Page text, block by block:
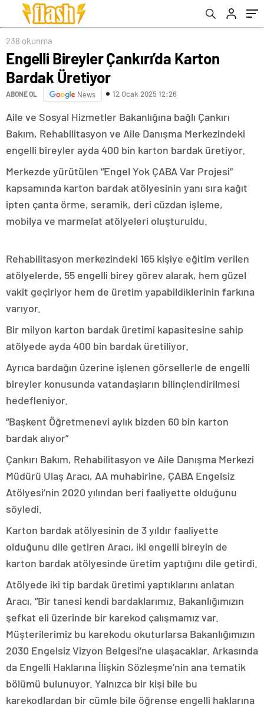
238 okunma
Engelli Bireyler Çankırı’da Karton
Bardak Üretiyor
ABONE OL News 12 Ocak 2025 12:26
Aile ve Sosyal Hizmetler Bakanlığına bağlı Çankırı
Bakım, Rehabilitasyon ve Aile Danışma Merkezindeki
engelli bireyler ayda 400 bin karton bardak üretiyor.
Merkezde yürütülen “Engel Yok ÇABA Var Projesi”
kapsamında karton bardak atölyesinin yanı sıra kağıt
ipten çanta örme, seramik, deri cüzdan işleme,
mobilya ve marmelat atölyeleri oluşturuldu.
Rehabilitasyon merkezindeki 165 kişiye eğitim verilen
atölyelerde, 55 engelli birey görev alarak, hem güzel
vakit geçiriyor hem de üretim yapabildiklerinin farkına
varıyor.
Bir milyon karton bardak üretimi kapasitesine sahip
atölyede ayda 400 bin bardak üretiliyor.
Ayrıca bardağın üzerine işlenen görsellerle de engelli
bireyler konusunda vatandaşların bilinçlendirilmesi
hedefleniyor.
“Başkent Öğretmenevi aylık bizden 60 bin karton
bardak alıyor”
Çankırı Bakım, Rehabilitasyon ve Aile Danışma Merkezi
Müdürü Ulaş Aracı, AA muhabirine, ÇABA Engelsiz
Atölyesi’nin 2020 yılından beri faaliyette olduğunu
söyledi.
Karton bardak atölyesinin de 3 yıldır faaliyette
olduğunu dile getiren Aracı, iki engelli bireyin de
karton bardak atölyesinde üretim yaptığını dile getirdi.
Atölyede iki tip bardak üretimi yaptıklarını anlatan
Aracı, “Bir tanesi kendi bardaklarımız. Bakanlığımızın
şefkat eli üzerinde bir karekod çalışmamız var.
Müşterilerimiz bu karekodu okuturlarsa Bakanlığımızın
2030 Engelsiz Vizyon Belgesi’ne ulaşacaklar. Arkasında
da Engelli Haklarına İlişkin Sözleşme’nin ana tematik
bölümü bulunuyor. Yalnızca bir kişi bile bu
karekodlardan bir cümle bile öğrense engelli haklarına